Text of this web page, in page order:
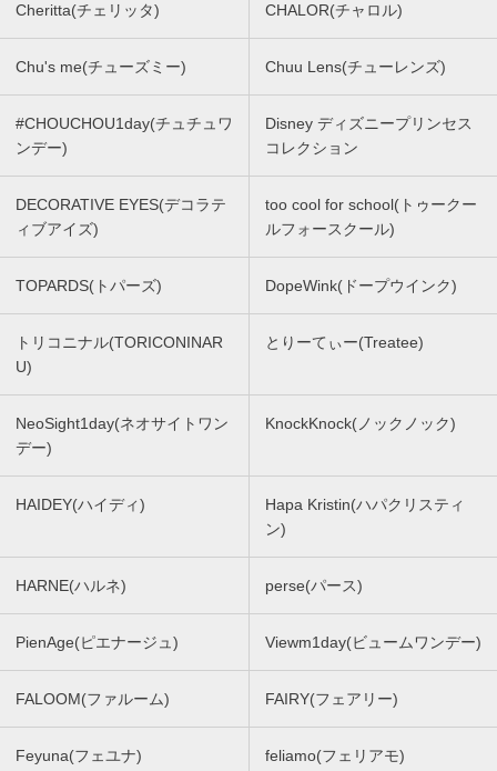
Cheritta(チェリッタ) CHALOR(チャロル)
Chu's me(チューズミー) Chuu Lens(チューレンズ)
#CHOUCHOU1day(チュチュワ
ンデー)
Disney ディズニープリンセス
コレクション
DECORATIVE EYES(デコラテ
ィブアイズ)
too cool for school(トゥークー
ルフォースクール)
TOPARDS(トパーズ) DopeWink(ドープウインク)
トリコニナル(TORICONINAR
U)
とりーてぃー(Treatee)
NeoSight1day(ネオサイトワン
デー)
KnockKnock(ノックノック)
HAIDEY(ハイディ)
Hapa Kristin(ハパクリスティ
ン)
HARNE(ハルネ) perse(パース)
PienAge(ピエナージュ) Viewm1day(ビュームワンデー)
FALOOM(ファルーム) FAIRY(フェアリー)
Feyuna(フェユナ) feliamo(フェリアモ)